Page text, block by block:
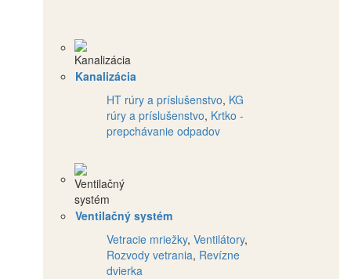
Kanalizácia
HT rúry a príslušenstvo, KG
rúry a príslušenstvo, Krtko -
prepchávanie odpadov
Ventilačný systém
Vetracie mriežky, Ventilátory,
Rozvody vetrania, Revízne
dvierka